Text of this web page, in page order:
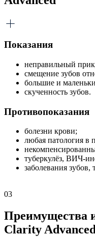
Показания
неправильный
смещение зубов
большие и
скученность зубов.
Противопоказания
болезни крови;
любая патология в
туберкулёз, ВИЧ-
заболевания зубов,
03
Преимущества
Clarity